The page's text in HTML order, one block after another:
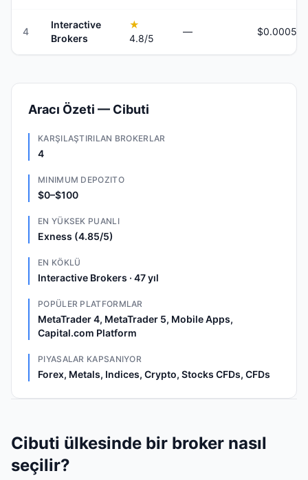
4
Interactive
Brokers
★
4.8/5
—
Aracı Özeti — Cibuti
KARŞILAŞTIRILAN BROKERLAR
4
MINIMUM DEPOZITO
$0–$100
EN YÜKSEK PUANLI
Exness (4.85/5)
EN KÖKLÜ
Interactive Brokers · 47 yıl
POPÜLER PLATFORMLAR
MetaTrader 4, MetaTrader 5, Mobile Apps,
Capital.com Platform
PIYASALAR KAPSANIYOR
Forex, Metals, Indices, Crypto, Stocks CFDs, CFDs
Cibuti ülkesinde bir broker nasıl
seçilir?